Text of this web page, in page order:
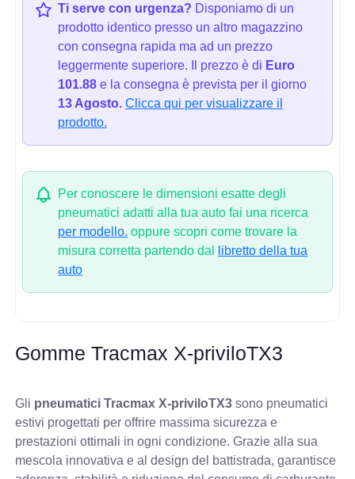
Ti serve con urgenza? Disponiamo di un
prodotto identico presso un altro magazzino
con consegna rapida ma ad un prezzo
leggermente superiore. Il prezzo è di Euro
101.88 e la consegna è prevista per il giorno
13 Agosto. Clicca qui per visualizzare il
prodotto.
Per conoscere le dimensioni esatte degli
pneumatici adatti alla tua auto fai una ricerca
per modello. oppure scopri come trovare la
misura corretta partendo dal
libretto della tua
auto
Gomme Tracmax X-priviloTX3
Gli pneumatici Tracmax X-priviloTX3 sono pneumatici
estivi progettati per offrire massima sicurezza e
prestazioni ottimali in ogni condizione. Grazie alla sua
mescola innovativa e al design del battistrada, garantisce